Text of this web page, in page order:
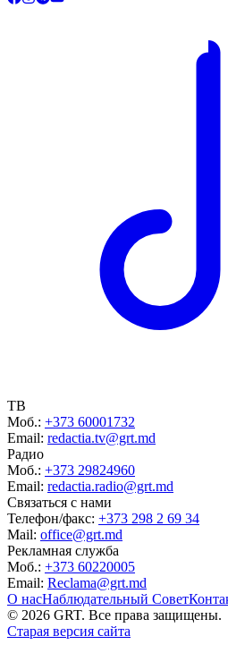
ТВ
Моб.: +373 60001732
Email: redactia.tv@grt.md
Радио
Моб.: +373 29824960
Email: redactia.radio@grt.md
Связаться с нами
Телефон/факс: +373 298 2 69 34
Mail: office@grt.md
Рекламная служба
Моб.: +373 60220005
Email: Reclama@grt.md
О насНаблюдательный Совет
© 2026 GRT. Все права защищены.
Старая версия сайта